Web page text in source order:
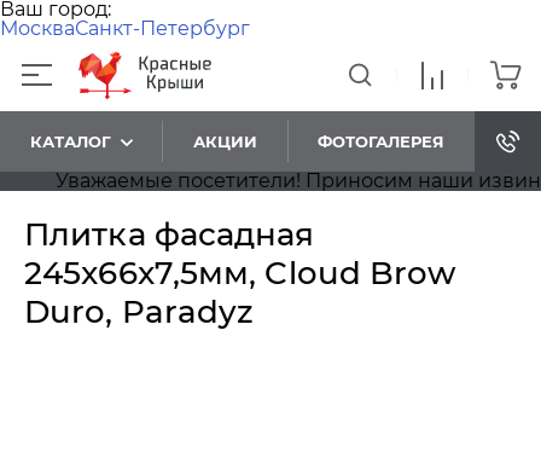
Ваш город:
МоскваСанкт-Петербург
КАТАЛОГ АКЦИИ ФОТОГАЛЕРЕЯ
Уважаемые посетители! Приносим наши
Плитка фасадная
245x66x7,5мм, Cloud Brow
Duro, Paradyz